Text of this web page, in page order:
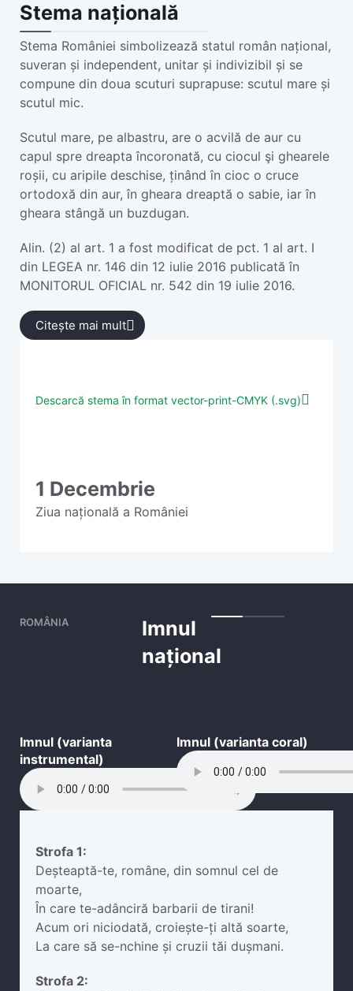
Stema națională
Stema României simbolizează statul român național,
suveran și independent, unitar și indivizibil și se
compune din doua scuturi suprapuse: scutul mare și
scutul mic.
Scutul mare, pe albastru, are o acvilă de aur cu
capul spre dreapta încoronată, cu ciocul şi ghearele
roșii, cu aripile deschise, ținând în cioc o cruce
ortodoxă din aur, în gheara dreaptă o sabie, iar în
gheara stângă un buzdugan.
Alin. (2) al art. 1 a fost modificat de pct. 1 al art. I
din LEGEA nr. 146 din 12 iulie 2016 publicată în
MONITORUL OFICIAL nr. 542 din 19 iulie 2016.
Citește mai mult
Descarcă stema în format vector-print-CMYK (.svg)
1 Decembrie
Ziua națională a României
ROMÂNIA
Imnul
național
Imnul (varianta
instrumental)
Imnul (varianta coral)
Strofa 1:
Deșteaptă-te, române, din somnul cel de
moarte,
În care te-adânciră barbarii de tirani!
Acum ori niciodată, croiește-ți altă soarte,
La care să se-nchine și cruzii tăi dușmani.
Strofa 2: